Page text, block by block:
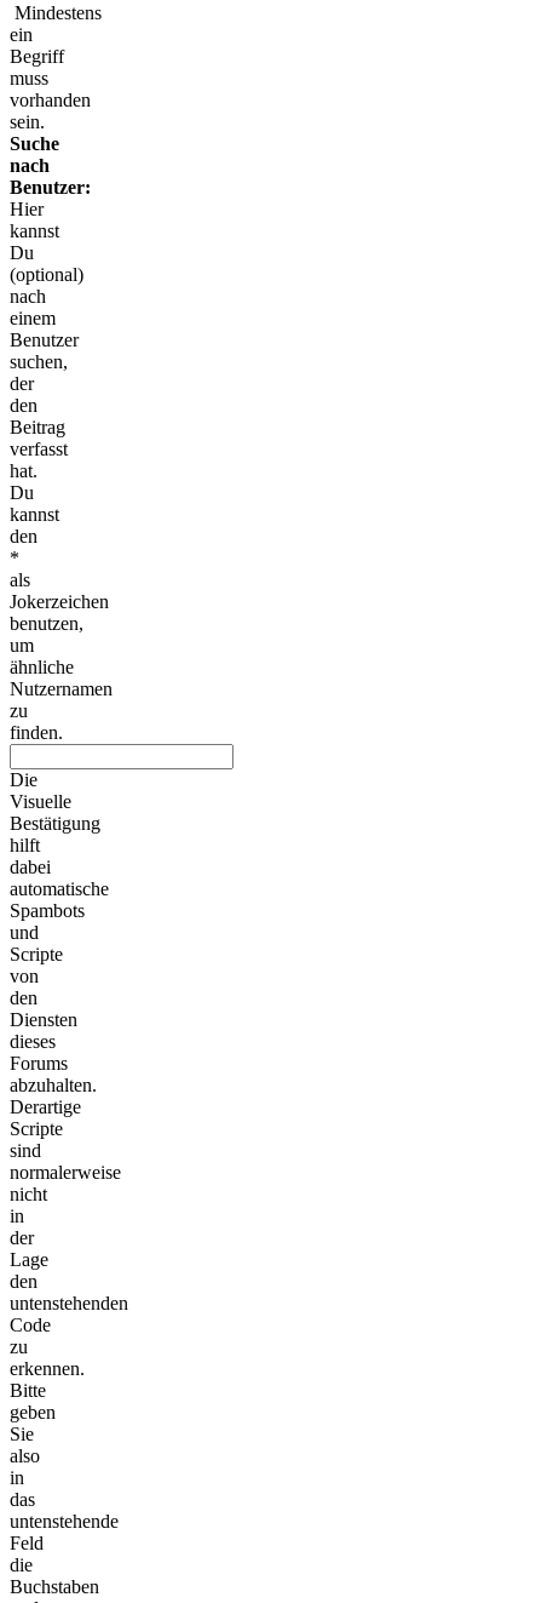
Mindestens
ein
Begriff
muss
vorhanden
sein.
Suche
nach
Benutzer:
Hier
kannst
Du
(optional)
nach
einem
Benutzer
suchen,
der
den
Beitrag
verfasst
hat.
Du
kannst
den
*
als
Jokerzeichen
benutzen,
um
ähnliche
Nutzernamen
zu
finden.
Die
Visuelle
Bestätigung
hilft
dabei
automatische
Spambots
und
Scripte
von
den
Diensten
dieses
Forums
abzuhalten.
Derartige
Scripte
sind
normalerweise
nicht
in
der
Lage
den
untenstehenden
Code
zu
erkennen.
Bitte
geben
Sie
also
in
das
untenstehende
Feld
die
Buchstaben